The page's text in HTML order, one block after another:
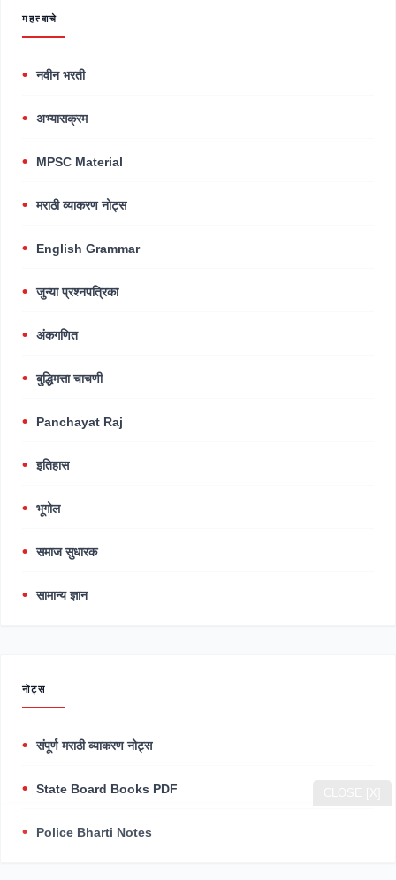
महत्वाचे
नवीन भरती
अभ्यासक्रम
MPSC Material
मराठी व्याकरण नोट्स
English Grammar
जुन्या प्रश्नपत्रिका
अंकगणित
बुद्धिमत्ता चाचणी
Panchayat Raj
इतिहास
भूगोल
समाज सुधारक
सामान्य ज्ञान
नोट्स
संपूर्ण मराठी व्याकरण नोट्स
State Board Books PDF
Police Bharti Notes